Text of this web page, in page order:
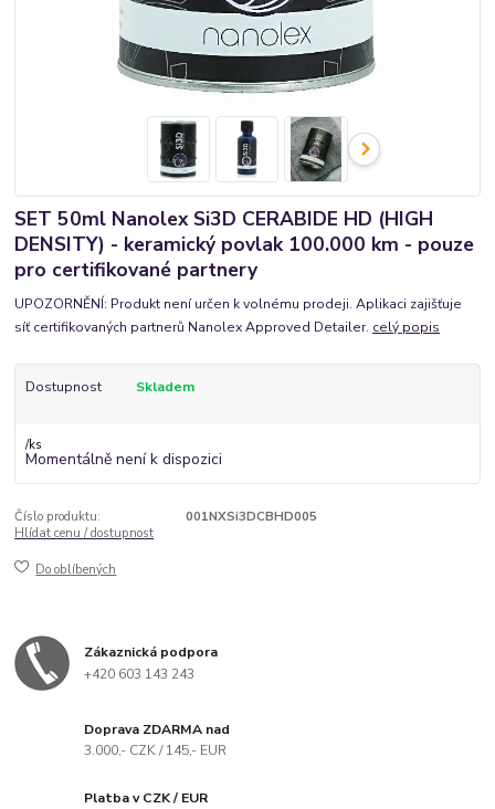
SET 50ml Nanolex Si3D CERABIDE HD (HIGH
DENSITY) - keramický povlak 100.000 km - pouze
pro certifikované partnery
UPOZORNĚNÍ: Produkt není určen k volnému prodeji. Aplikaci zajišťuje
síť certifikovaných partnerů Nanolex Approved Detailer. celý popis
Dostupnost Skladem
/ks
Momentálně není k dispozici
Číslo produktu:
001NXSi3DCBHD005
Hlídat cenu / dostupnost
Do oblíbených
Zákaznická podpora
+420 603 143 243
Doprava ZDARMA nad
3.000,- CZK / 145,- EUR
Platba v CZK / EUR